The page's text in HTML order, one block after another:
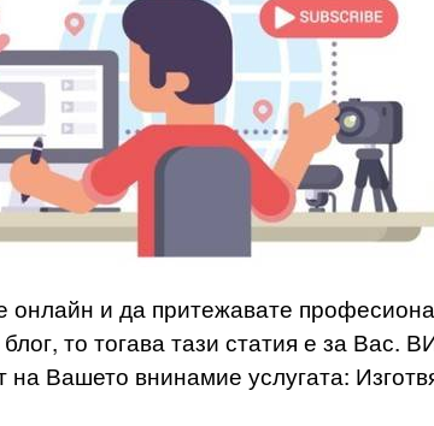
онлайн и да притежавате
то тогава тази статия е за Вас.
на Вашето внинамие услугата: